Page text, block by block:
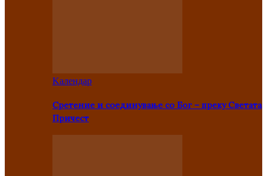
Kалендар
Сретение и соединување со Бог – преку Светата
Причест